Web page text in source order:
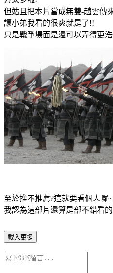
但姑且把本片當成無雙-趙雲傳
讓小弟我看的很爽就是了!!
只是戰爭場面是還可以弄得更
至於推不推薦?這就要看個人囉~
我認為這部片還算是部不錯看
載入更多